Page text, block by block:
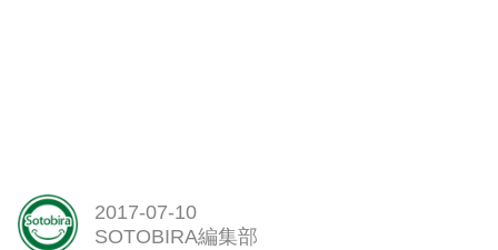
2017-07-10
SOTOBIRA編集部